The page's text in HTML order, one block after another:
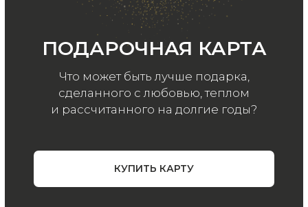
Все права защищены.
конфиденциальности